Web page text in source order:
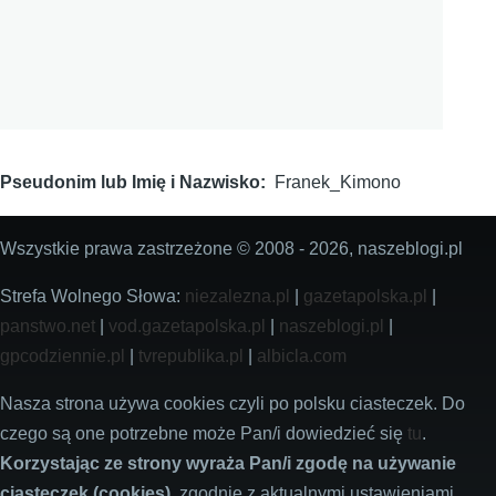
Pseudonim lub Imię i Nazwisko Franek_Kimono
Wszystkie prawa zastrzeżone © 2008 - 2026, naszeblogi.pl
Strefa Wolnego Słowa: niezalezna.pl gazetapolska.pl
panstwo.net
vod.gazetapolska.pl naszeblogi.pl
gpcodziennie.pl
tvrepublika.pl albicla.com
Nasza strona używa cookies czyli po polsku ciasteczek. Do
czego są one potrzebne może Pan/i dowiedzieć się tu.
Korzystając ze strony wyraża Pan/i zgodę na używanie